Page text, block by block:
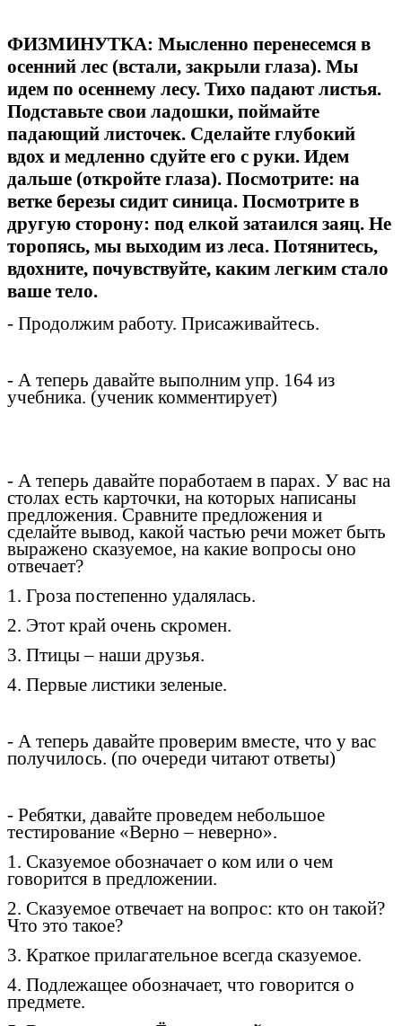
ФИЗМИНУТКА: Мысленно перенесемся в
осенний лес (встали, закрыли глаза). Мы
идем по осеннему лесу. Тихо падают листья.
Подставьте свои ладошки, поймайте
падающий листочек. Сделайте глубокий
вдох и медленно сдуйте его с руки. Идем
дальше (откройте глаза). Посмотрите: на
ветке березы сидит синица. Посмотрите в
другую сторону: под елкой затаился заяц. Не
торопясь, мы выходим из леса. Потянитесь,
вдохните, почувствуйте, каким легким стало
ваше тело.
- Продолжим работу. Присаживайтесь.
- А теперь давайте выполним упр. 164 из
учебника. (ученик комментирует)
- А теперь давайте поработаем в парах. У вас на
столах есть карточки, на которых написаны
предложения. Сравните предложения и
сделайте вывод, какой частью речи может быть
выражено сказуемое, на какие вопросы оно
отвечает?
1. Гроза постепенно удалялась.
2. Этот край очень скромен.
3. Птицы – наши друзья.
4. Первые листики зеленые.
- А теперь давайте проверим вместе, что у вас
получилось. (по очереди читают ответы)
- Ребятки, давайте проведем небольшое
тестирование «Верно – неверно».
1. Сказуемое обозначает о ком или о чем
говорится в предложении.
2. Сказуемое отвечает на вопрос: кто он такой?
Что это такое?
3. Краткое прилагательное всегда сказуемое.
4. Подлежащее обозначает, что говорится о
предмете.